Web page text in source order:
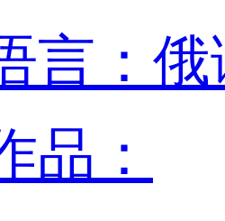
言：俄
品：